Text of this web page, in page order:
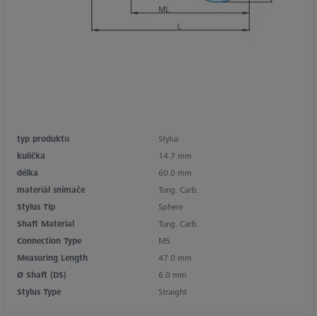
typ produktu
Stylus
kulička
14.7 mm
délka
60.0 mm
materiál snímače
Tung. Carb.
Stylus Tip
Sphere
Shaft Material
Tung. Carb.
Connection Type
M5
Measuring Length
47.0 mm
Ø Shaft (DS)
6.0 mm
Stylus Type
Straight